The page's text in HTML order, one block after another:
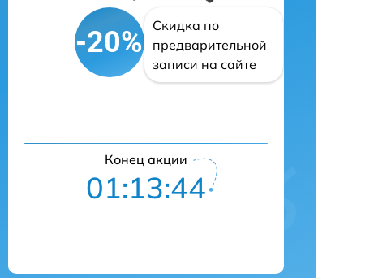
-20%
Скидка по
предварительной
записи на сайте
Конец акции
01:13:43